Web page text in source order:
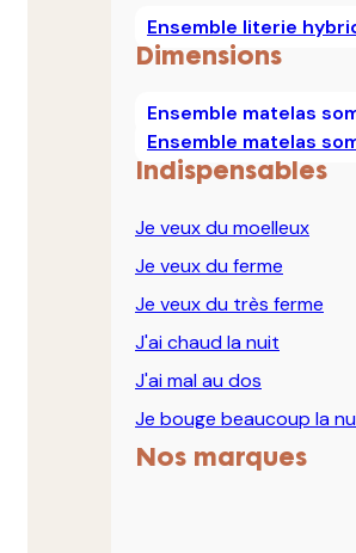
Ensemble literie
Dimensions
Ensemble matelas
Ensemble matelas
Indispensables
Je veux du moelleux
Je veux du ferme
Je veux du très ferme
J'ai chaud la nuit
J'ai mal au dos
Je bouge beaucoup la
Nos marques